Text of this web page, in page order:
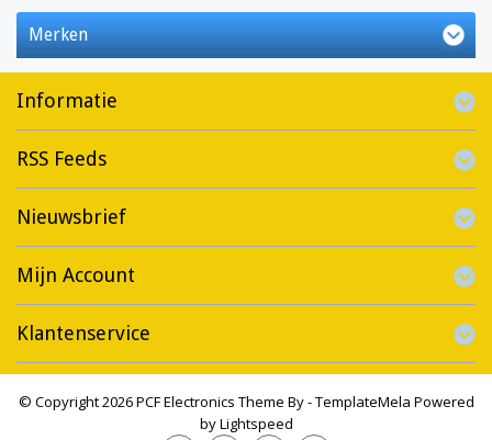
Merken
Informatie
RSS Feeds
Nieuwsbrief
Mijn Account
Klantenservice
© Copyright 2026 PCF Electronics Theme By -TemplateMela Powered
byLightspeed